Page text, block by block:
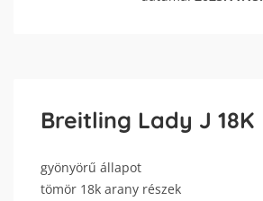
Breitling Lady J 18K
gyönyörű állapot
tömör 18k arany részek